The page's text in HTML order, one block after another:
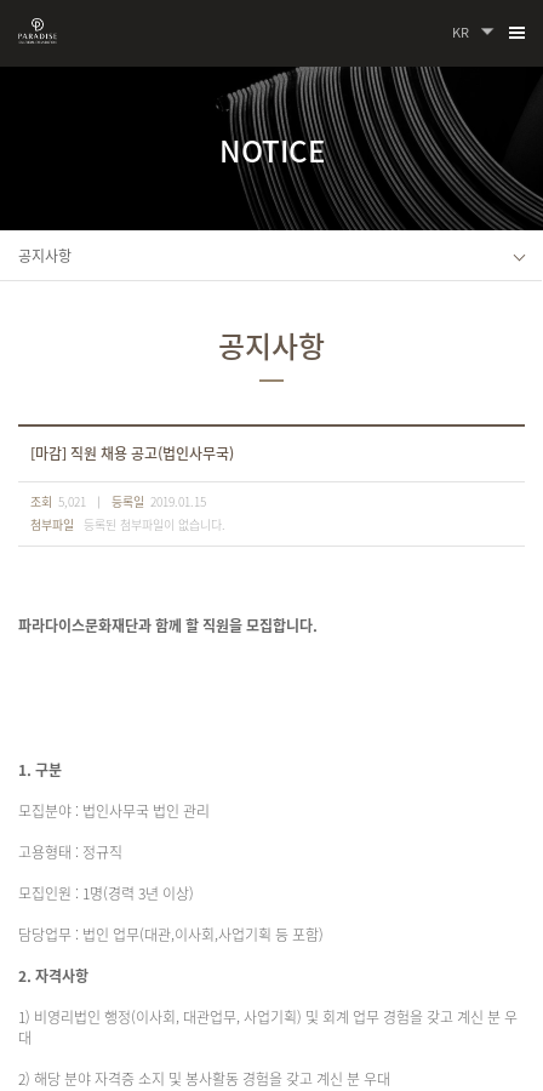
KR
NOTICE
공지사항
공지사항
[마감] 직원 채용 공고(법인사무국)
첨부파일 등록된 첨부파일이 없습니다.
조회 5,021 등록일 2019.01.15
파라다이스문화재단과 함께 할 직원을 모집합니다.
1. 구분
모집분야 : 법인사무국 법인 관리
고용형태 : 정규직
모집인원 : 1명(경력 3년 이상)
담당업무 : 법인 업무(대관,이사회,사업기획 등 포함)
2. 자격사항
1) 비영리법인 행정(이사회, 대관업무, 사업기획) 및 회계 업무 경험을 갖고 계신 분 우
대
2) 해당 분야 자격증 소지 및 봉사활동 경험을 갖고 계신 분 우대